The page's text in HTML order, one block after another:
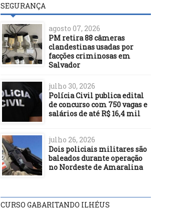
SEGURANÇA
agosto 07, 2026
PM retira 88 câmeras
clandestinas usadas por
facções criminosas em
Salvador
julho 30, 2026
Polícia Civil publica edital
de concurso com 750 vagas e
salários de até R$ 16,4 mil
julho 26, 2026
Dois policiais militares são
baleados durante operação
no Nordeste de Amaralina
CURSO GABARITANDO ILHÉUS